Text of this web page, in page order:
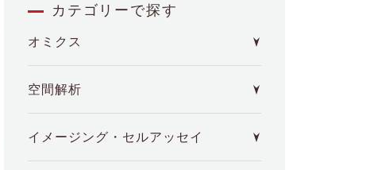
カテゴリーで探す
オミクス
空間解析
イメージング・セルアッセイ